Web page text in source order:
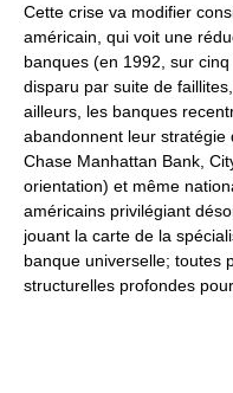
Cette crise va modifier
américain, qui voit une
banques (en 1992, sur
disparu par suite de
ailleurs, les banques
abandonnent leur stratégie
Chase Manhattan Bank,
orientation) et même
américains privilégiant
jouant la carte de la
banque universelle; toutes
structurelles profondes